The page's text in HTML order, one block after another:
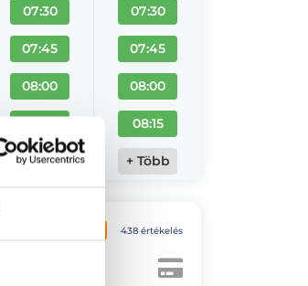
07:30
07:45
08:00
+ Több
07:30
07:45
08:00
08:15
+ Több
438 értékelés